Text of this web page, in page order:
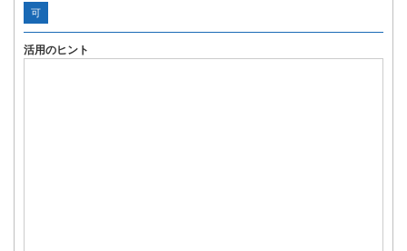
可
活用のヒント